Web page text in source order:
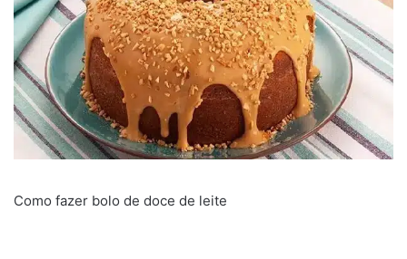
Como fazer bolo de doce de leite